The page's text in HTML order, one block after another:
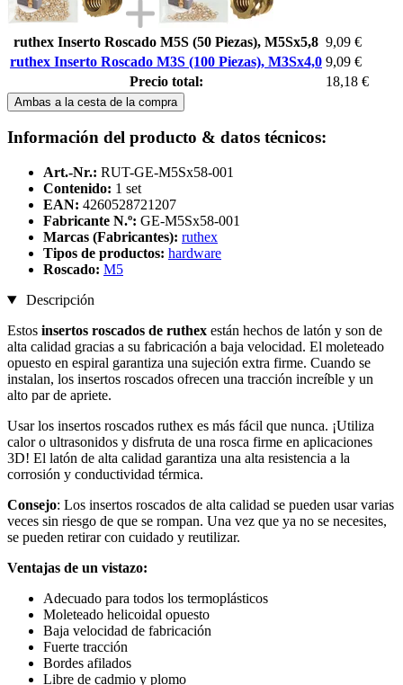
ruthex Inserto Roscado M5S (50 Piezas), M5Sx5,8 9,09 €
ruthex Inserto Roscado M3S (100 Piezas), M3Sx4,0 9,09 €
Precio total:
18,18 €
Ambas a la cesta de la compra
Información del producto & datos técnicos:
Art.-Nr.: RUT-GE-M5Sx58-001
Contenido: 1 set
EAN: 4260528721207
Fabricante N.º: GE-M5Sx58-001
Marcas (Fabricantes): ruthex
Tipos de productos: hardware
Roscado: M5
Descripción
Estos insertos roscados de ruthex están hechos de latón y son de
alta calidad gracias a su fabricación a baja velocidad. El moleteado
opuesto en espiral garantiza una sujeción extra firme. Cuando se
instalan, los insertos roscados ofrecen una tracción increíble y un
alto par de apriete.
Usar los insertos roscados ruthex es más fácil que nunca. ¡Utiliza
calor o ultrasonidos y disfruta de una rosca firme en aplicaciones
3D! El latón de alta calidad garantiza una alta resistencia a la
corrosión y conductividad térmica.
Consejo: Los insertos roscados de alta calidad se pueden usar varias
veces sin riesgo de que se rompan. Una vez que ya no se necesites,
se pueden retirar con cuidado y reutilizar.
Ventajas de un vistazo:
Adecuado para todos los termoplásticos
Moleteado helicoidal opuesto
Baja velocidad de fabricación
Fuerte tracción
Bordes afilados
Libre de cadmio y plomo